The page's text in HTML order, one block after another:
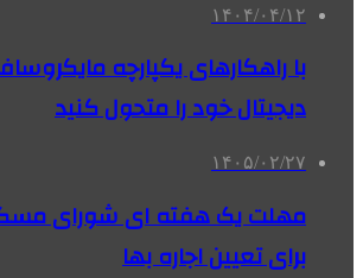
۱۴۰۴/۰۴/۱۲
با راهکارهای یکپارچه
دیجیتال خود را متحول کنید
۱۴۰۵/۰۲/۲۷
مهلت یک هفته ای شورای
برای تعیین اجاره بها